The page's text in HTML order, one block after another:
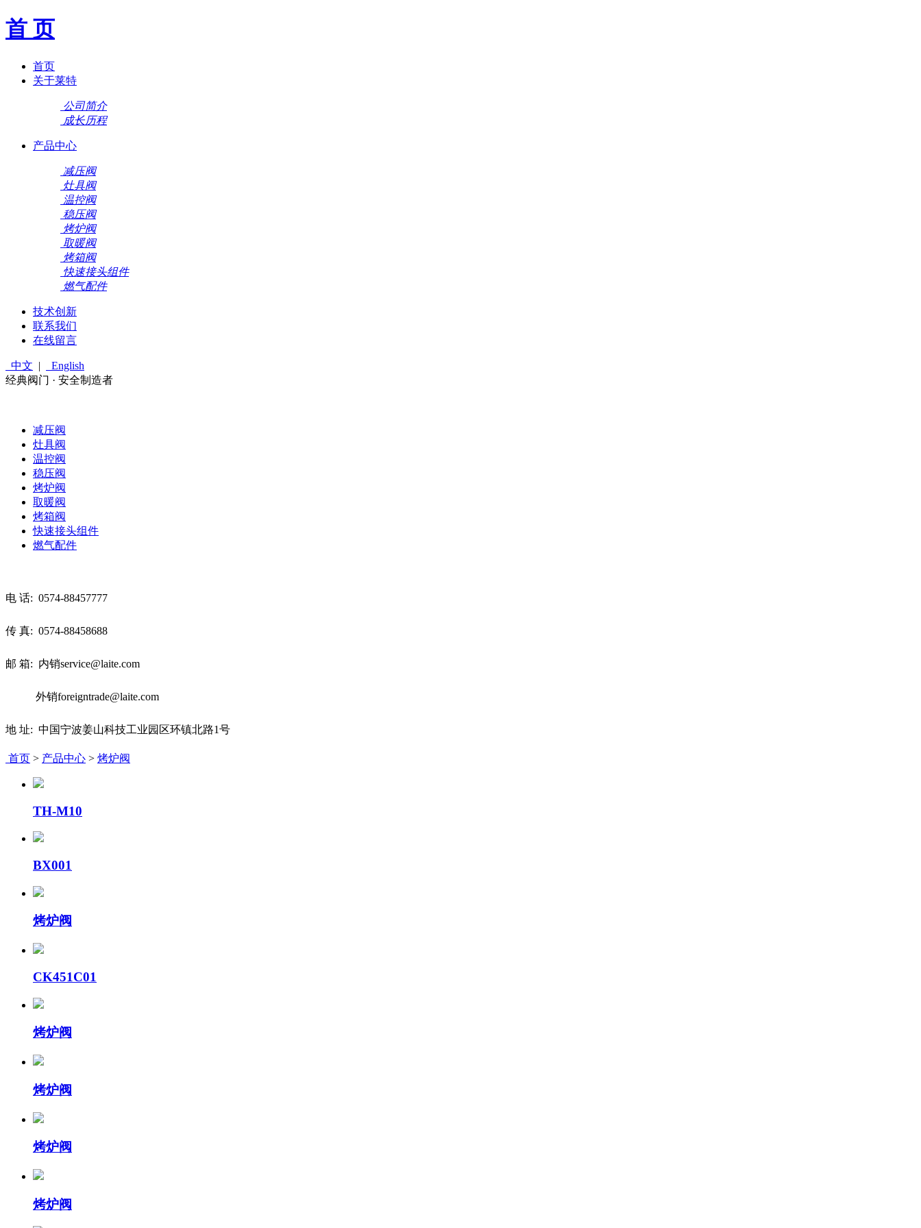
首 页
首页
关于莱特
公司简介
成长历程
产品中心
减压阀
灶具阀
温控阀
稳压阀
烤炉阀
取暖阀
烤箱阀
快速接头组件
燃气配件
技术创新
联系我们
在线留言
中文 |
English
经典阀门 · 安全制造者
减压阀
灶具阀
温控阀
稳压阀
烤炉阀
取暖阀
烤箱阀
快速接头组件
燃气配件
电 话: 0574-88457777
传 真: 0574-88458688
邮 箱: 内销service@laite.com
外销foreigntrade@laite.com
地 址: 中国宁波姜山科技工业园区环镇北路1号
首页 > 产品中心 > 烤炉阀
TH-M10
BX001
烤炉阀
CK451C01
烤炉阀
烤炉阀
烤炉阀
烤炉阀